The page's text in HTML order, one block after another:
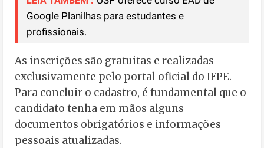
Google Planilhas para estudantes e
profissionais.
As inscrições são gratuitas e realizadas
exclusivamente pelo portal oficial do IFPE.
Para concluir o cadastro, é fundamental que o
candidato tenha em mãos alguns
documentos obrigatórios e informações
pessoais atualizadas.